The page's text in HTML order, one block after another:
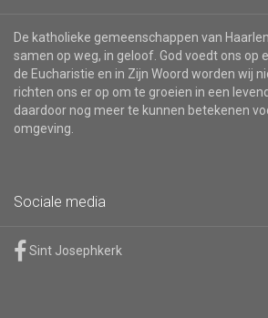
De katholieke gemeenschappen van
samen op weg, in geloof. God voedt ons op
de Eucharistie en in Zijn Woord worden wij
richten ons er op om te groeien in een
daardoor nog meer te kunnen betekenen
omgeving.
Sociale media
Sint Josephkerk